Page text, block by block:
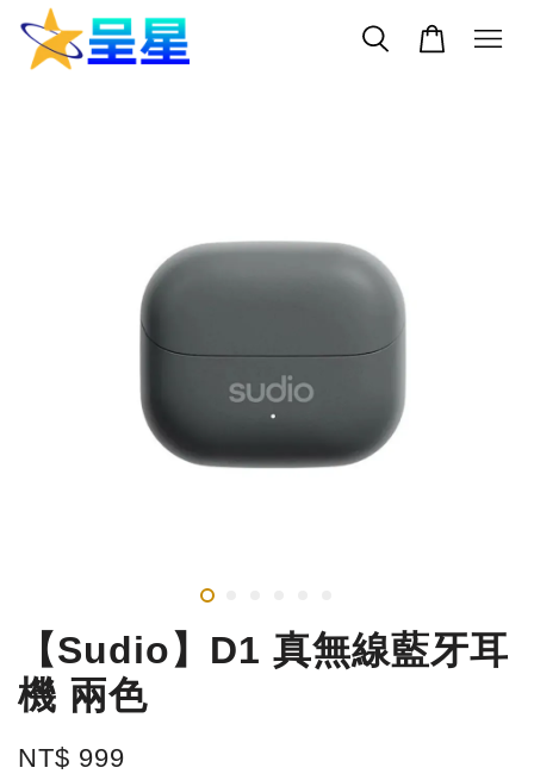
【Sudio】D1 真無線藍牙耳
機 兩色
NT$ 999